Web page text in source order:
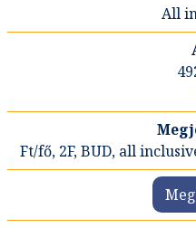
All
Ft/fő, 2F, BUD, all